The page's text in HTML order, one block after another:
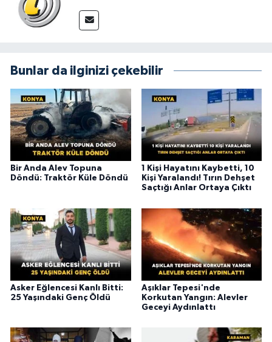
Bunlar da ilginizi çekebilir
Bir Anda Alev Topuna
Döndü: Traktör Küle Döndü
1 Kişi Hayatını Kaybetti, 10
Kişi Yaralandı! Tırın Dehşet
Saçtığı Anlar Ortaya Çıktı
Asker Eğlencesi Kanlı Bitti:
25 Yaşındaki Genç Öldü
Aşıklar Tepesi'nde
Korkutan Yangın: Alevler
Geceyi Aydınlattı